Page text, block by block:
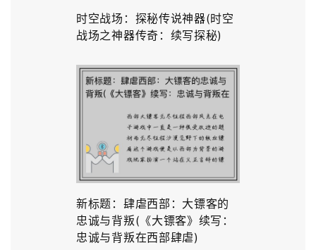
时空战场：探秘传说神器(时空
战场之神器传奇：续写探秘)
新标题：肆虐西部：大镖客的
忠诚与背叛(《大镖客》续写：
忠诚与背叛在西部肆虐)